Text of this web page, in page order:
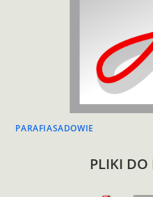
PARAFIASADOWIE
PLIKI DO